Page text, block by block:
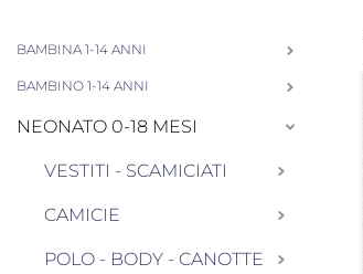
BAMBINA 1-14 ANNI
BAMBINO 1-14 ANNI
NEONATO 0-18 MESI
VESTITI - SCAMICIATI
CAMICIE
POLO - BODY - CANOTTE